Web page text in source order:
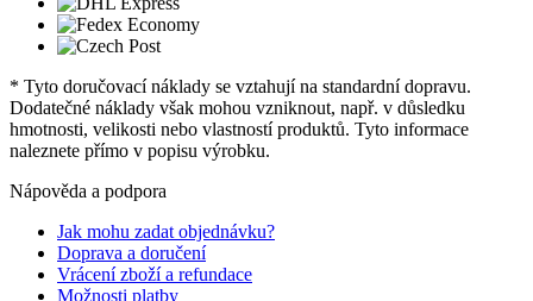
* Tyto doručovací náklady se vztahují na standardní dopravu.
Dodatečné náklady však mohou vzniknout, např. v důsledku
hmotnosti, velikosti nebo vlastností produktů. Tyto informace
naleznete přímo v popisu výrobku.
Nápověda a podpora
Jak mohu zadat objednávku?
Doprava a doručení
Vrácení zboží a refundace
Možnosti platby